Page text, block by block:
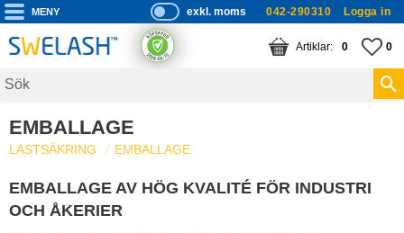
Meny
P
ri
s
a
exkl. moms 042-290310 Logga in
0
KUNDVAGN
ANTAL 0
EMBALLAGE
LASTSÄKRING EMBALLAGE
EMBALLAGE AV HÖG KVALITÉ FÖR INDUSTRI
OCH ÅKERIER